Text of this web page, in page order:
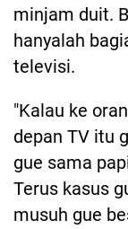
minjam duit.
hanyalah
televisi.
"Kalau ke
depan TV itu
gue sama
Terus kasus
musuh gue